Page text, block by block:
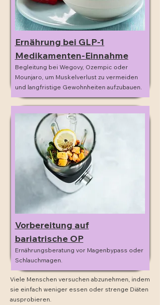
Ernährung bei GLP-1
Medikamenten-Einnahme
Begleitung bei Wegovy, Ozempic oder
Mounjaro, um Muskelverlust zu vermeiden
und langfristige Gewohnheiten aufzubauen.
Vorbereitung auf
bariatrische OP
Ernährungsberatung vor Magenbypass oder
Schlauchmagen.
Viele Menschen versuchen abzunehmen, indem
sie einfach weniger essen oder strenge Diäten
ausprobieren.